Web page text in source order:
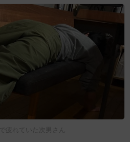
疲れていた次男さん